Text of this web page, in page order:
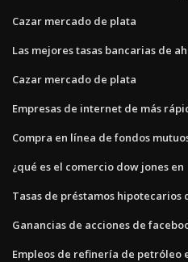
Cazar mercado de plata
Las mejores tasas bancarias de
Cazar mercado de plata
Empresas de internet de más
Compra en línea de fondos
¿qué es el comercio dow jones en
Tasas de préstamos hipotecarios
Ganancias de acciones de
Empleos de refinería de petróleo